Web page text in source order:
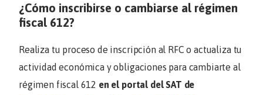
¿Cómo inscribirse o cambiarse al régimen
fiscal 612?
Realiza tu proceso de inscripción al RFC o actualiza tu
actividad económica y obligaciones para cambiarte al
régimen fiscal 612 en el portal del SAT de